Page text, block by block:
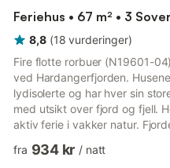
Feriehus • 67 m² • 3
8,8 (18 vurderinger)
Fire flotte rorbuer (N19601-
ved Hardangerfjorden.
lydisolerte og har hver sin
med utsikt over fjord og fjell.
aktiv ferie i vakker natur.
naturgolf, ballbaner og et
fra 934 kr / natt